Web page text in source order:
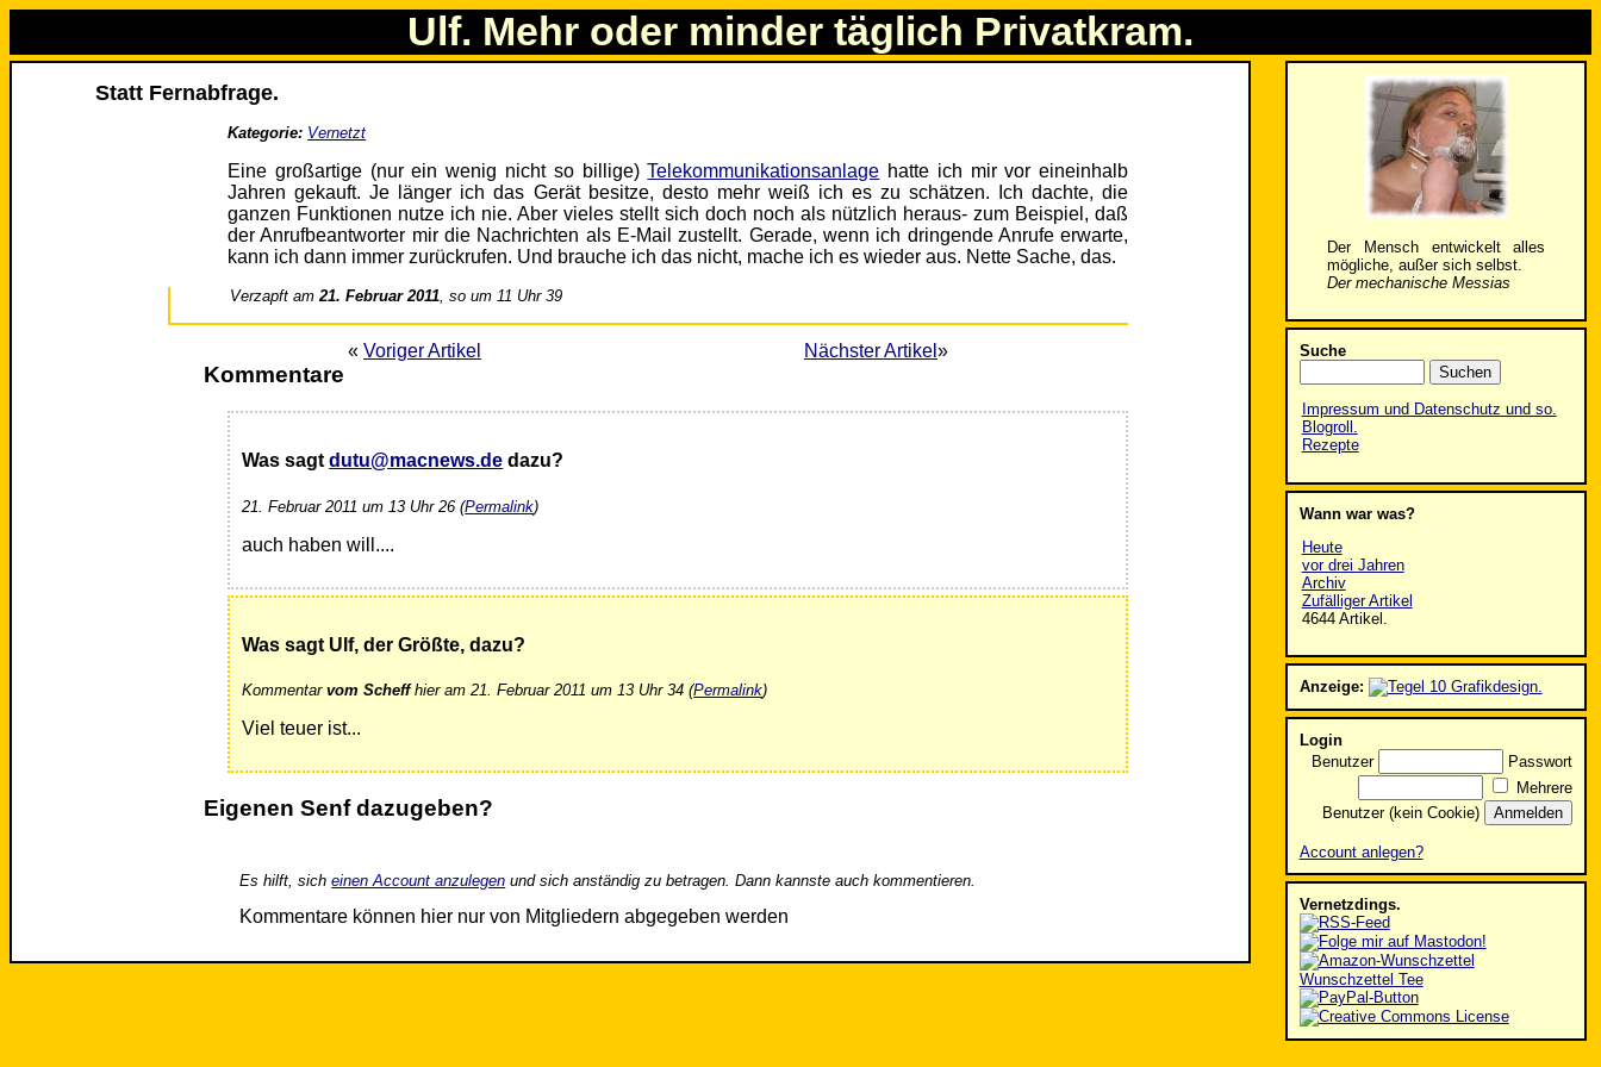
Ulf. Mehr oder minder täglich Privatkram.
Statt Fernabfrage.
Kategorie: Vernetzt
Eine großartige (nur ein wenig nicht so billige)Telekommunikationsanlage hatte ich mir vor eineinhalb
Jahren gekauft. Je länger ich das Gerät besitze, desto mehr weiß ich es zu schätzen. Ich dachte, die
ganzen Funktionen nutze ich nie. Aber vieles stellt sich doch noch als nützlich heraus- zum Beispiel, daß
der Anrufbeantworter mir die Nachrichten als E-Mail zustellt. Gerade, wenn ich dringende Anrufe erwarte,
kann ich dann immer zurückrufen. Und brauche ich das nicht, mache ich es wieder aus. Nette Sache, das.
Verzapft am21. Februar 2011, so um 11 Uhr 39
« Voriger Artikel Nächster Artikel »
Kommentare
Was sagtdutu@macnews.de dazu?
21. Februar 2011 um 13 Uhr 26 (Permalink)
auch haben will....
Was sagt Ulf, der Größte, dazu?
Kommentarvom Scheffhier am 21. Februar 2011 um 13 Uhr 34 (Permalink)
Viel teuer ist...
Eigenen Senf dazugeben?
Es hilft, sicheinen Account anzulegen und sich anständig zu betragen. Dann kannste auch kommentieren.
Kommentare können hier nur von Mitgliedern abgegeben werden
Der Mensch entwickelt alles
mögliche, außer sich selbst.
Der mechanische Messias
Suche
Impressum und Datenschutz und so.
Blogroll.
Rezepte
Wann war was?
Heute
vor drei Jahren
Archiv
Zufälliger Artikel
4644 Artikel.
Anzeige:
Login
Benutzer
Passwort
Mehrere
Benutzer (kein Cookie)
Account anlegen?
Vernetzdings.
Wunschzettel Tee